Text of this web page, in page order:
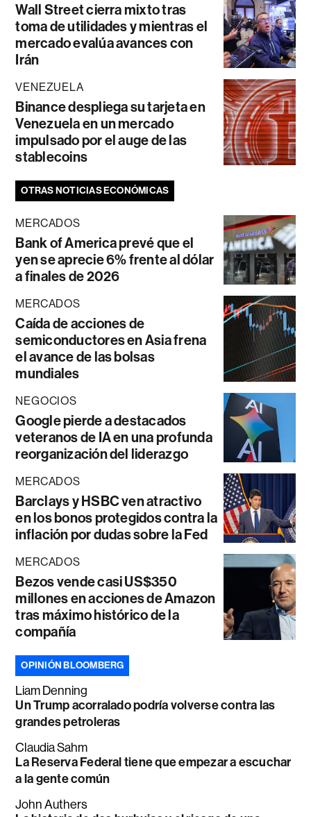
Wall Street cierra mixto tras
toma de utilidades y mientras el
mercado evalúa avances con
Irán
VENEZUELA
Binance despliega su tarjeta en
Venezuela en un mercado
impulsado por el auge de las
stablecoins
OTRAS NOTICIAS ECONÓMICAS
MERCADOS
Bank of America prevé que el
yen se aprecie 6% frente al dólar
a finales de 2026
MERCADOS
Caída de acciones de
semiconductores en Asia frena
el avance de las bolsas
mundiales
NEGOCIOS
Google pierde a destacados
veteranos de IA en una profunda
reorganización del liderazgo
MERCADOS
Barclays y HSBC ven atractivo
en los bonos protegidos contra la
inflación por dudas sobre la Fed
MERCADOS
Bezos vende casi US$350
millones en acciones de Amazon
tras máximo histórico de la
compañía
OPINIÓN BLOOMBERG
Liam Denning
Un Trump acorralado podría volverse contra las
grandes petroleras
Claudia Sahm
La Reserva Federal tiene que empezar a escuchar
a la gente común
John Authers